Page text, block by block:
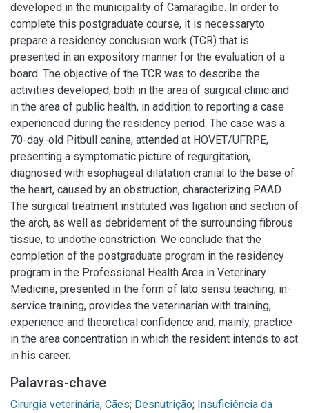
developed in the municipality of Camaragibe. In order to
complete this postgraduate course, it is necessaryto
prepare a residency conclusion work (TCR) that is
presented in an expository manner for the evaluation of a
board. The objective of the TCR was to describe the
activities developed, both in the area of surgical clinic and
in the area of public health, in addition to reporting a case
experienced during the residency period. The case was a
70-day-old Pitbull canine, attended at HOVET/UFRPE,
presenting a symptomatic picture of regurgitation,
diagnosed with esophageal dilatation cranial to the base of
the heart, caused by an obstruction, characterizing PAAD.
The surgical treatment instituted was ligation and section of
the arch, as well as debridement of the surrounding fibrous
tissue, to undothe constriction. We conclude that the
completion of the postgraduate program in the residency
program in the Professional Health Area in Veterinary
Medicine, presented in the form of lato sensu teaching, in-
service training, provides the veterinarian with training,
experience and theoretical confidence and, mainly, practice
in the area concentration in which the resident intends to act
in his career.
Palavras-chave
Cirurgia veterinária; Cães; Desnutrição; Insuficiência da